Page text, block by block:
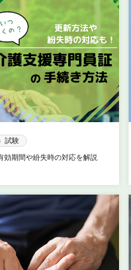
試験
効期間や紛失時の対応を解説